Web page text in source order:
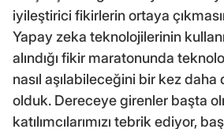
iyileştirici fikirlerin ortaya
Yapay zeka teknolojilerinin
alındığı fikir maratonunda
nasıl aşılabileceğini bir kez
olduk. Dereceye girenler başta
katılımcılarımızı tebrik ediyor,